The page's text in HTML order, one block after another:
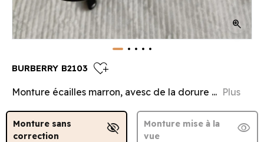
zoom_in
BURBERRY B2103 heart_plus
Monture écailles marron, avesc de la dorure ... Plus
Monture sans
correction
visibility_off
Monture mise à la
vue
visibility